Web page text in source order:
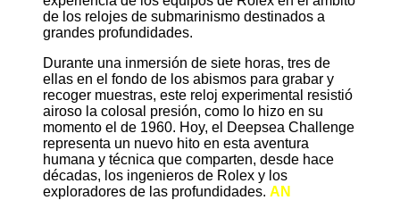
de los relojes de submarinismo destinados a
grandes profundidades.
Durante una inmersión de siete horas, tres de
ellas en el fondo de los abismos para grabar y
recoger muestras, este reloj experimental resistió
airoso la colosal presión, como lo hizo en su
momento el de 1960. Hoy, el Deepsea Challenge
representa un nuevo hito en esta aventura
humana y técnica que comparten, desde hace
décadas, los ingenieros de Rolex y los
exploradores de las profundidades. AN